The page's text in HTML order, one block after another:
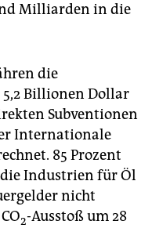
Milliarden in die
die
5,2 Bil­lio­nen Dollar
Subventionen
Internationale
85 Prozent
Industrien für Öl
nicht
2-Ausstoß um 28